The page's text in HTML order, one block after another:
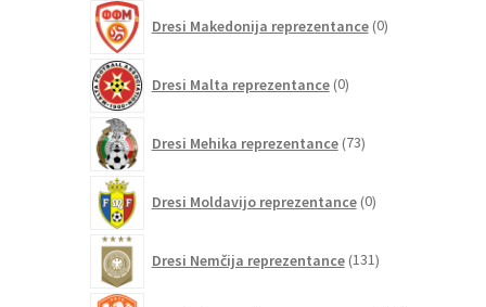
Dresi Makedonija reprezentance 0izdelkov
Dresi Malta reprezentance 0izdelkov
Dresi Mehika reprezentance 73izdelkov
Dresi Moldavijo reprezentance 0izdelkov
Dresi Nemčija reprezentance 131izdelkov